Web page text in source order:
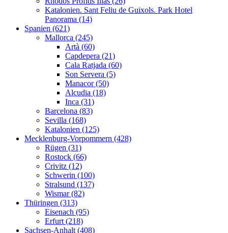
Katalonien. Sant Feliu de Guixols. Park Hotel
Panorama (14)
Spanien (621)
Mallorca (245)
Artà (60)
Capdepera (21)
Cala Ratjada (60)
Son Servera (5)
Manacor (50)
Alcudia (18)
Inca (31)
Barcelona (83)
Sevilla (168)
Katalonien (125)
Mecklenburg-Vorpommern (428)
Rügen (31)
Rostock (66)
Crivitz (12)
Schwerin (100)
Stralsund (137)
Wismar (82)
Thüringen (313)
Eisenach (95)
Erfurt (218)
Sachsen-Anhalt (408)